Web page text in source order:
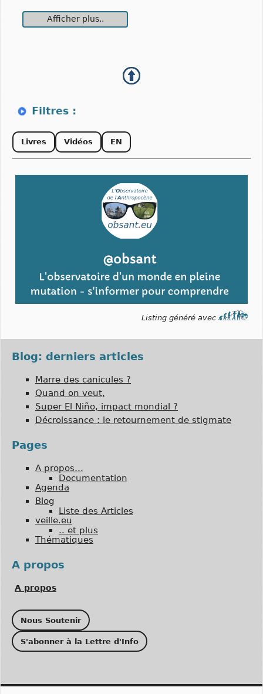
Afficher plus..
Livres Vidéos EN
Listing généré avec
Blog: derniers articles
Marre des canicules ?
Quand on veut,
Super El Niño, impact mondial ?
Décroissance : le retournement de stigmate
Pages
A propos…
Documentation
Agenda
Blog
Liste des Articles
veille.eu
.. et plus
Thématiques
A propos
A propos
Nous Soutenir
S'abonner à la Lettre d'Info